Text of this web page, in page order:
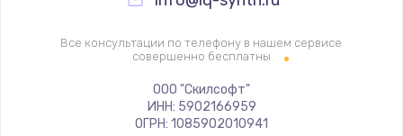
700 руб.
Заказать
Замена ТЭНа
Все консультации по телефону в нашем сервисе
совершенно бесплатны
ООО "Скилсофт"
ИНН: 5902166959
ОГРН: 1085902010941